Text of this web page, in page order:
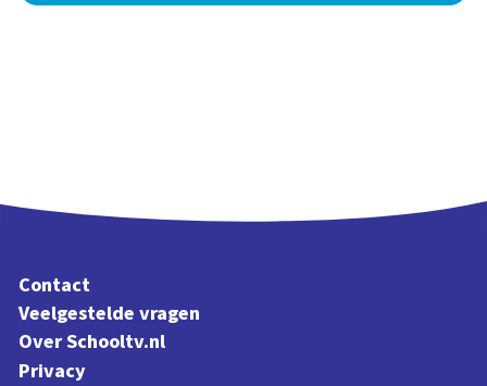
Contact
Veelgestelde vragen
Over Schooltv.nl
Privacy